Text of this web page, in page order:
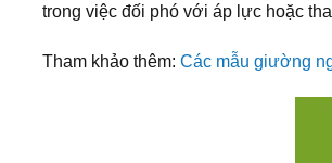
trong việc đối phó với áp lực hoặc
Tham khảo thêm: Các mẫu giường